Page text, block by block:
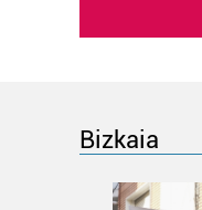
Bizkaia